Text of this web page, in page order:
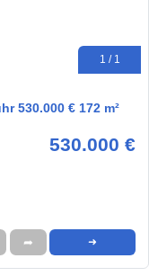
1 / 1
530.000 € 172 m²
530.000 €
➦ ➜